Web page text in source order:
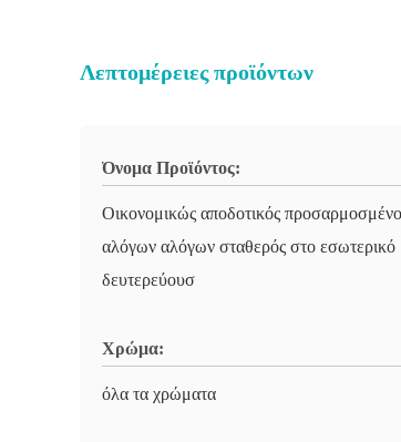
Λεπτομέρειες προϊόντων
Όνομα Προϊόντος:
Οικονομικώς αποδοτικός
αλόγων αλόγων σταθερός στο εσωτερικό
δευτερεύουσ
Χρώμα:
όλα τα χρώματα